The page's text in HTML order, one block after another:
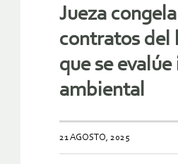
Jueza
contratos del
que se
ambiental
21 AGOSTO, 2025